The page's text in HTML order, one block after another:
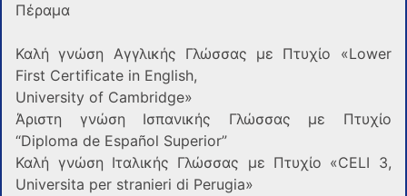
Πέραμα
Καλή γνώση Αγγλικής Γλώσσας με Πτυχίο «Lower
First Certificate in English,
University of Cambridge»
Άριστη γνώση Ισπανικής Γλώσσας με Πτυχίο
“Diploma de Español Superior”
Καλή γνώση Ιταλικής Γλώσσας με Πτυχίο «CELI 3,
Universita per stranieri di Perugia»